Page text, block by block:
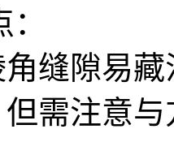
隙易藏
需注意